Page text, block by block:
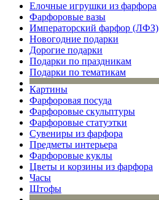
Елочные игрушки из фарфора
Фарфоровые вазы
Императорский фарфор (ЛФЗ)
Новогодние подарки
Дорогие подарки
Подарки по праздникам
Подарки по тематикам
Картины
Фарфоровая посуда
Фарфоровые скульптуры
Фарфоровые статуэтки
Сувениры из фарфора
Предметы интерьера
Фарфоровые куклы
Цветы и корзины из фарфора
Часы
Штофы